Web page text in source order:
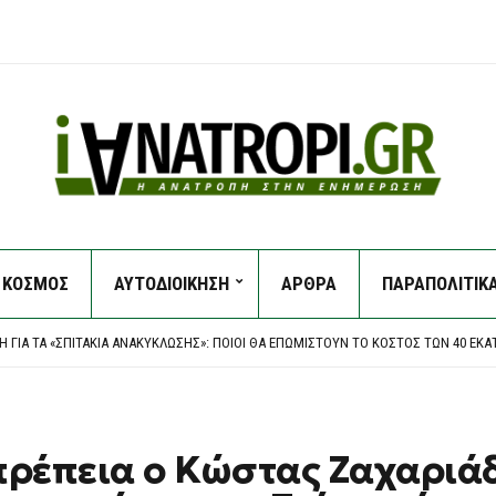
ΚΟΣΜΟΣ ΑΥΤΟΔΙΟΙΚΗΣΗ ΑΡΘΡΑ
ΤΖΌΛΗ ΣΕ ΦΙΛΙΚΌ ΤΗΣ ΆΡΣΕΝΑΛ
ΤΑ «ΣΠΙΤΆΚΙΑ ΑΝΑΚΎΚΛΩΣΗΣ»: ΠΟΙΟΙ ΘΑ ΕΠΩΜΙΣΤΟΎΝ ΤΟ ΚΌΣΤΟΣ ΤΩΝ 40
ΜΉΝΥΜΑ ΠΟΥ ΈΡΧΕΤΑΙ ΑΠΌ ΤΟ ΜΊΣΙΓΚΑΝ
ΤΖΌΛΗ ΣΕ ΦΙΛΙΚΌ ΤΗΣ ΆΡΣΕΝΑΛ
ο Κώστας